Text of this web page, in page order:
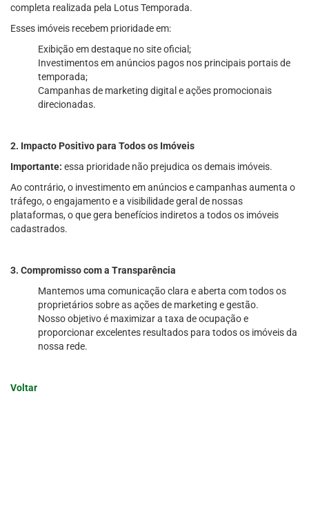
completa realizada pela Lotus Temporada.
Esses imóveis recebem prioridade em:
Exibição em destaque no site oficial;
Investimentos em anúncios pagos nos principais portais de
temporada;
Campanhas de marketing digital e ações promocionais
direcionadas.
2. Impacto Positivo para Todos os Imóveis
Importante: essa prioridade não prejudica os demais imóveis.
Ao contrário, o investimento em anúncios e campanhas aumenta o
tráfego, o engajamento e a visibilidade geral de nossas
plataformas, o que gera benefícios indiretos a todos os imóveis
cadastrados.
3. Compromisso com a Transparência
Mantemos uma comunicação clara e aberta com todos os
proprietários sobre as ações de marketing e gestão.
Nosso objetivo é maximizar a taxa de ocupação e
proporcionar excelentes resultados para todos os imóveis da
nossa rede.
Voltar